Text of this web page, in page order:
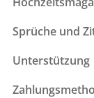
Sprüche und
Unterstützung